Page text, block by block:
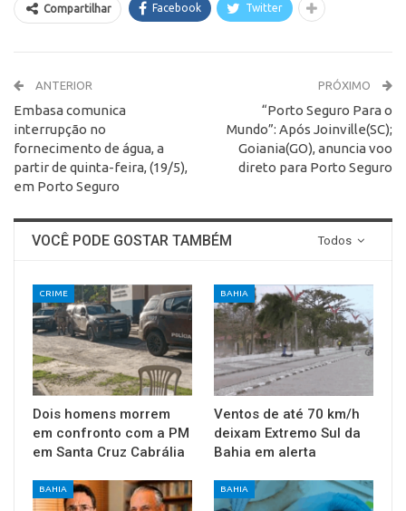
Compartilhar Facebook Twitter
ANTERIOR
Embasa comunica
interrupção no
fornecimento de água, a
partir de quinta-feira, (19/5),
em Porto Seguro
PRÓXIMO
“Porto Seguro Para o
Mundo”: Após Joinville(SC);
Goiania(GO), anuncia voo
direto para Porto Seguro
Todos
VOCÊ PODE GOSTAR TAMBÉM
CRIME
Dois homens morrem
em confronto com a PM
em Santa Cruz Cabrália
BAHIA
Ventos de até 70 km/h
deixam Extremo Sul da
Bahia em alerta
BAHIA BAHIA